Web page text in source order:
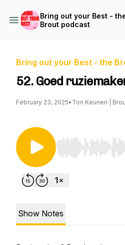
Bring out your Best -
Brout podcast
Bring out your Best - the
52. Goed
February 23, 2025• Ton Keunen |
Use Left/Right to
Show Notes